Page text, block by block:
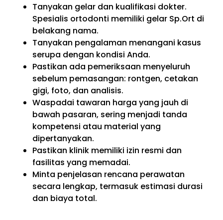
Tanyakan gelar dan kualifikasi dokter.
Spesialis ortodonti memiliki gelar Sp.Ort di
belakang nama.
Tanyakan pengalaman menangani kasus
serupa dengan kondisi Anda.
Pastikan ada pemeriksaan menyeluruh
sebelum pemasangan: rontgen, cetakan
gigi, foto, dan analisis.
Waspadai tawaran harga yang jauh di
bawah pasaran, sering menjadi tanda
kompetensi atau material yang
dipertanyakan.
Pastikan klinik memiliki izin resmi dan
fasilitas yang memadai.
Minta penjelasan rencana perawatan
secara lengkap, termasuk estimasi durasi
dan biaya total.